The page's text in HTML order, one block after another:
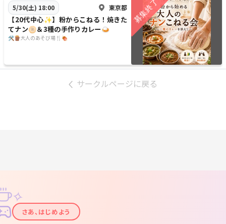
5/30(土) 18:00 東京都
【20代中心✨】粉からこねる！焼きた
てナン🫓＆3種の手作りカレー🍛
🛠️🪵大人のあそび場🍴🍖
サークルページに戻る
✦
✧
さあ、はじめよう